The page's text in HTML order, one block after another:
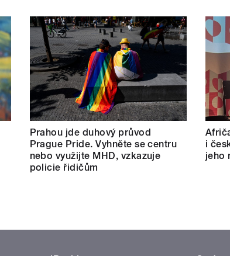
Prahou jde duhový průvod
Prague Pride. Vyhněte se centru
nebo využijte MHD, vzkazuje
policie řidičům
i
jeho